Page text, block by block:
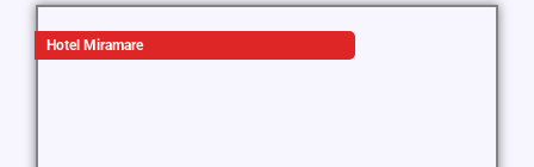
Hotel Miramare